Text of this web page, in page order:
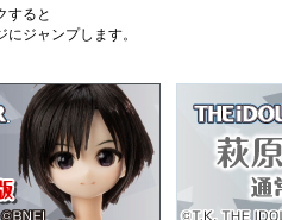
すると
ジャンプします。